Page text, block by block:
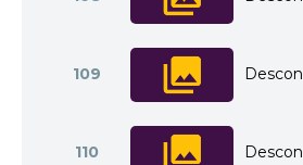
109
110